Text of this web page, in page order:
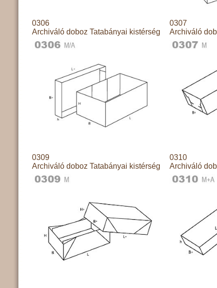
0306
Archiváló doboz Tatabányai kistérség
0307
Archiváló
0309
Archiváló doboz Tatabányai kistérség
0310
Archiváló